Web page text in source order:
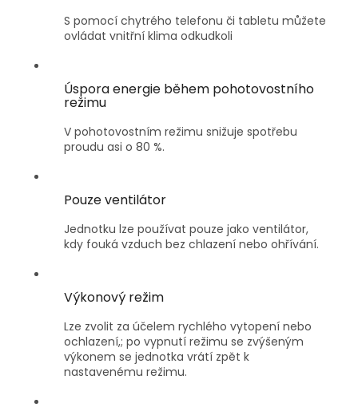
S pomocí chytrého telefonu či tabletu můžete
ovládat vnitřní klima odkudkoli
Úspora energie během pohotovostního
režimu
V pohotovostním režimu snižuje spotřebu
proudu asi o 80 %.
Pouze ventilátor
Jednotku lze používat pouze jako ventilátor,
kdy fouká vzduch bez chlazení nebo ohřívání.
Výkonový režim
Lze zvolit za účelem rychlého vytopení nebo
ochlazení,; po vypnutí režimu se zvýšeným
výkonem se jednotka vrátí zpět k
nastavenému režimu.